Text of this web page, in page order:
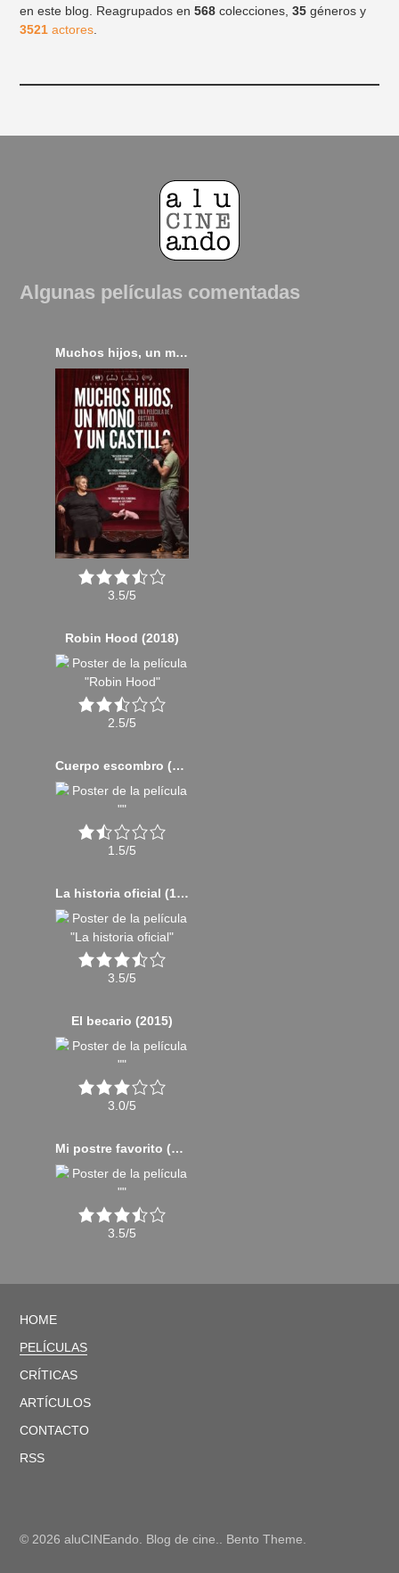
en este blog. Reagrupados en568 colecciones,35 géneros y
3521 actores
Algunas películas comentadas
Muchos hijos, un mono y un castillo (2017)
3.5/5
Robin Hood (2018)
2.5/5
Cuerpo escombro (2024)
1.5/5
La historia oficial (1985)
3.5/5
El becario (2015)
3.0/5
Mi postre favorito (2024)
3.5/5
HOME
PELÍCULAS
CRÍTICAS
ARTÍCULOS
CONTACTO
RSS
© 2026 aluCINEando. Blog de cine.. Bento Theme.